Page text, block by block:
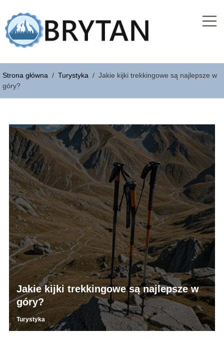
Strona główna / Turystyka / Jakie kijki trekkingowe są najlepsze w
góry?
Jakie kijki trekkingowe są najlepsze w
góry?
Turystyka